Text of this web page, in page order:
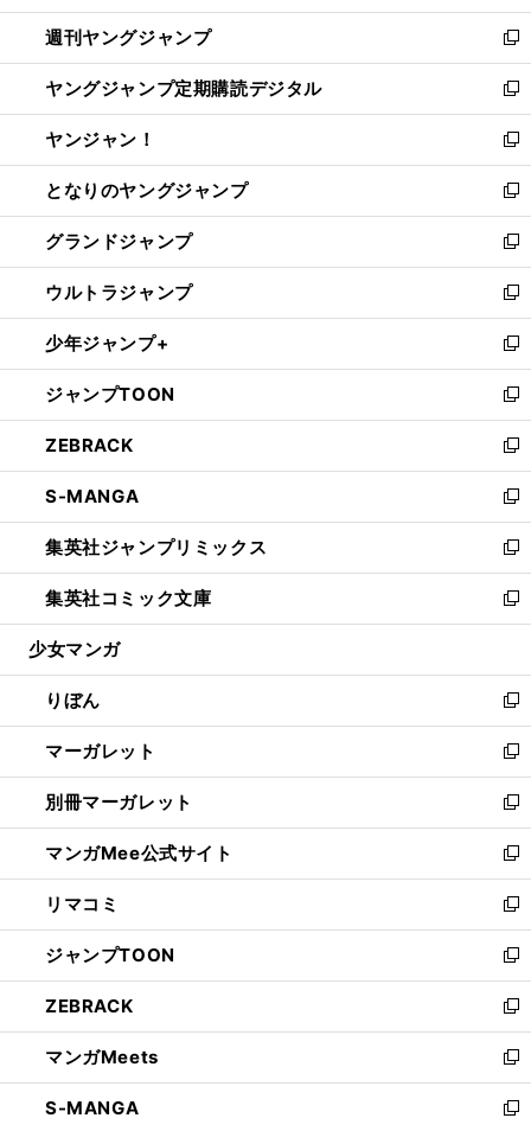
開
く
ウ
で
開
く
ン
ド
ウ
で
開
く
ウ
ィ
ン
ド
ウ
で
開
く
週刊ヤングジャンプ
新
し
い
ウ
ィ
ン
ド
ウ
で
開
く
ヤングジャンプ定期購読デジタル
新
し
い
ウ
ィ
ン
ド
ウ
で
開
く
ヤンジャン！
新
し
い
ウ
ィ
ン
ド
ウ
で
開
く
となりのヤングジャンプ
新
し
い
ウ
ィ
ン
ド
ウ
で
開
く
グランドジャンプ
新
し
い
ウ
ィ
ン
ド
ウ
で
開
く
ウルトラジャンプ
新
し
い
ウ
ィ
ン
ド
ウ
で
開
く
少年ジャンプ+
新
し
い
ウ
ィ
ン
ド
ウ
で
開
く
ジャンプTOON
新
し
い
ウ
ィ
ン
ド
ウ
で
開
ZEBRACK
新
し
い
ウ
ィ
ン
ド
ウ
開
く
S-MANGA
新
し
い
ウ
ィ
ン
ウ
で
開
く
集英社ジャンプリミックス
新
し
い
ウ
ン
ド
ウ
で
開
く
集英社コミック文庫
新
し
ウ
ィ
ン
ド
ウ
で
開
く
少女マンガ
りぼん
新
し
い
ウ
ィ
ン
ド
ウ
で
開
く
マーガレット
新
し
い
ウ
ィ
ン
ド
ウ
で
開
く
別冊マーガレット
新
し
い
ウ
ィ
ン
ド
ウ
で
開
く
マンガMee公式サイト
新
し
い
ウ
ィ
ン
ド
ウ
で
開
く
リマコミ
新
し
い
ウ
ィ
ン
ド
ウ
で
ジャンプTOON
新
し
い
ウ
ィ
ン
ド
ZEBRACK
新
し
い
ウ
ィ
マンガMeets
新
し
い
S-MANGA
新